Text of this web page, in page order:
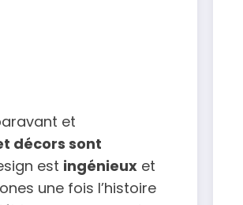
et
décors sont
est ingénieux et
une fois l’histoire